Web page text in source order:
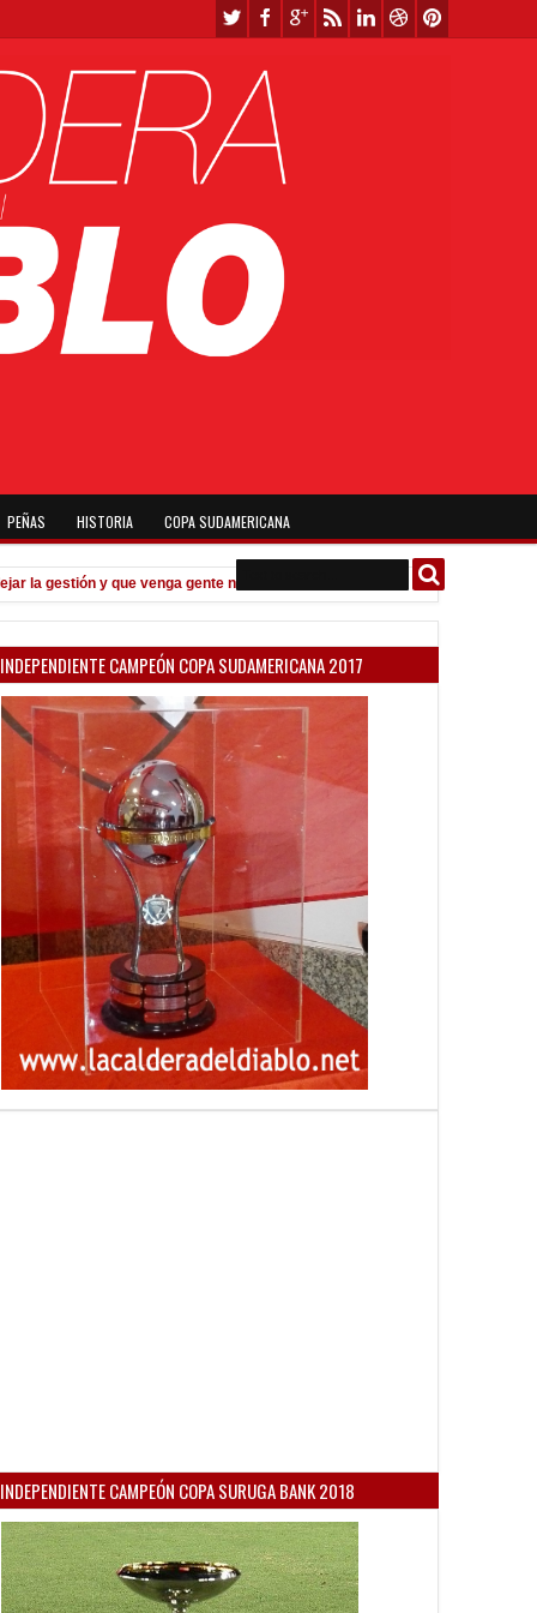
PEÑAS HISTORIA COPA SUDAMERICANA
y que venga gente nueva" Todo confirmado en la Copa
INDEPENDIENTE CAMPEÓN COPA SUDAMERICANA 2017
INDEPENDIENTE CAMPEÓN COPA SURUGA BANK 2018